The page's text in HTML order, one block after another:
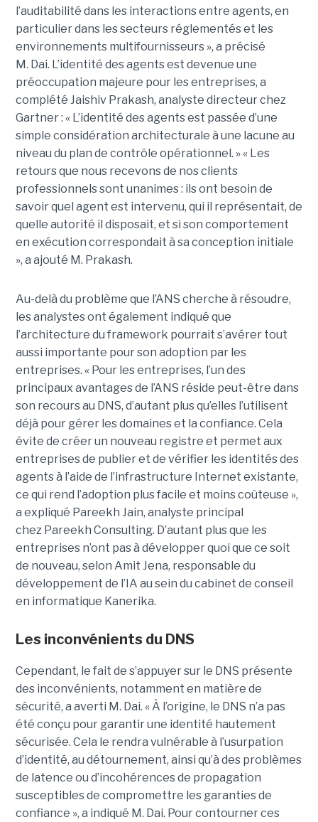
l’auditabilité dans les interactions entre agents, en
particulier dans les secteurs réglementés et les
environnements multifournisseurs », a précisé
M. Dai. L’identité des agents est devenue une
préoccupation majeure pour les entreprises, a
complété Jaishiv Prakash, analyste directeur chez
Gartner : « L’identité des agents est passée d’une
simple considération architecturale à une lacune au
niveau du plan de contrôle opérationnel. »« Les
retours que nous recevons de nos clients
professionnels sont unanimes : ils ont besoin de
savoir quel agent est intervenu, qui il représentait, de
quelle autorité il disposait, et si son comportement
en exécution correspondait à sa conception initiale
», a ajouté M. Prakash.
Au-delà du problème que l’ANS cherche à résoudre,
les analystes ont également indiqué que
l’architecture du framework pourrait s’avérer tout
aussi importante pour son adoption par les
entreprises. « Pour les entreprises, l’un des
principaux avantages de l’ANS réside peut-être dans
son recours au DNS, d’autant plus qu’elles l’utilisent
déjà pour gérer les domaines et la confiance. Cela
évite de créer un nouveau registre et permet aux
entreprises de publier et de vérifier les identités des
agents à l’aide de l’infrastructure Internet existante,
ce qui rend l’adoption plus facile et moins coûteuse »,
a expliqué Pareekh Jain, analyste principal
chez Pareekh Consulting. D’autant plus que les
entreprises n’ont pas à développer quoi que ce soit
de nouveau, selon Amit Jena, responsable du
développement de l’IA au sein du cabinet de conseil
en informatique Kanerika.
Les inconvénients du DNS
Cependant, le fait de s’appuyer sur le DNS présente
des inconvénients, notamment en matière de
sécurité, a averti M. Dai. « À l’origine, le DNS n’a pas
été conçu pour garantir une identité hautement
sécurisée. Cela le rendra vulnérable à l’usurpation
d’identité, au détournement, ainsi qu’à des problèmes
de latence ou d’incohérences de propagation
susceptibles de compromettre les garanties de
confiance », a indiqué M. Dai. Pour contourner ces